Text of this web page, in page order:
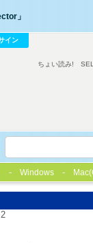
」
イン
ちょい読み!
Windows